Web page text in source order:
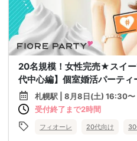
20名規模！女性完売★スイ
代中心編】個室婚活パーティ
札幌駅 | 8月8日(土) 16:30〜
受付終了まで2時間
フィオーレ 20代向け